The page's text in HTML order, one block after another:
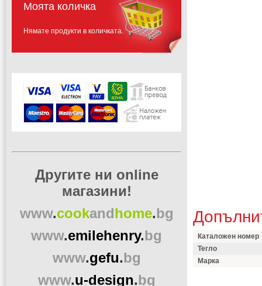
Каталожен номер
Тегло
Марка
Моята количка
Нямате продукти в количката.
Другите ни online
магазини!
www.cookandhome.bg
www.emilehenry.bg
www.gefu.bg
www.u-design.bg